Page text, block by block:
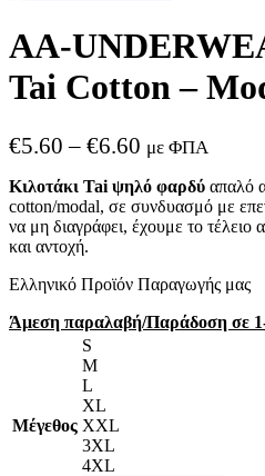
AA-
Tai Cotton –
€5.60 – €6.60 Price
€5.60
through
με ΦΠΑ
Κιλοτάκι Tai ψηλό φαρδύ απαλό
cotton/modal, σε συνδυασμό με
να μη διαγράφει, έχουμε το
και αντοχή.
Ελληνικό Προϊόν Παραγωγής μας
Άμεση παραλαβή/Παράδοση σε
Μέγεθος
S
M
L
XL
XXL
3XL
4XL